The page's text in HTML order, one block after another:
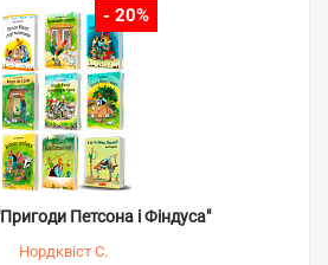
- 20%
Петсона і Фіндуса"
Нордквіст С.